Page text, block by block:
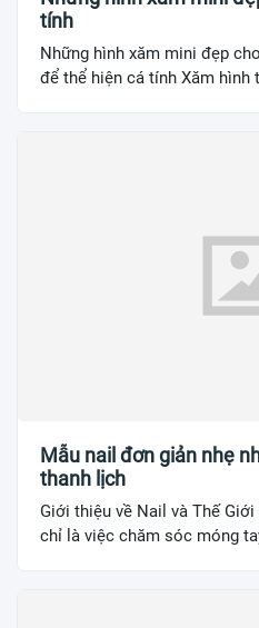
tính
Những hình xăm mini đẹp
để thể hiện cá tính Xăm hình
Mẫu nail đơn giản nhẹ
thanh lịch
Giới thiệu về Nail và Thế
chỉ là việc chăm sóc móng